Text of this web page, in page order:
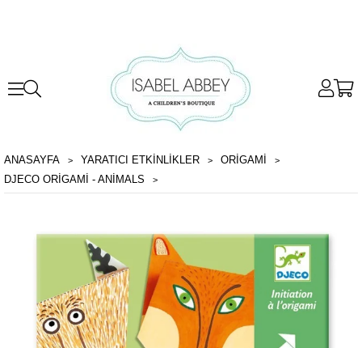
ANASAYFA YARATICI ETKİNLİKLER
ORIGAMI
DJECO ORIGAMI - ANIMALS